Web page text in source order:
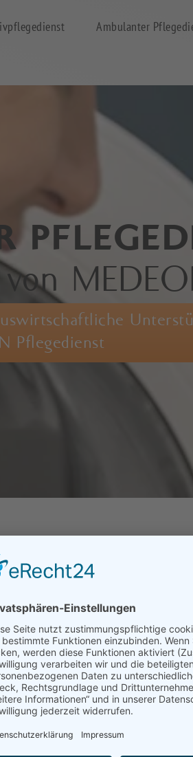
Ambulanter
Pflegedienst
Haushalt
ErnährungReinigungWäsche
möchten wir dazu beitragen, dass
Zuhause leben können.
ihre Familienmitglieder in